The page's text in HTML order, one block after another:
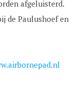
afgeluisterd.
de Paulushoef en